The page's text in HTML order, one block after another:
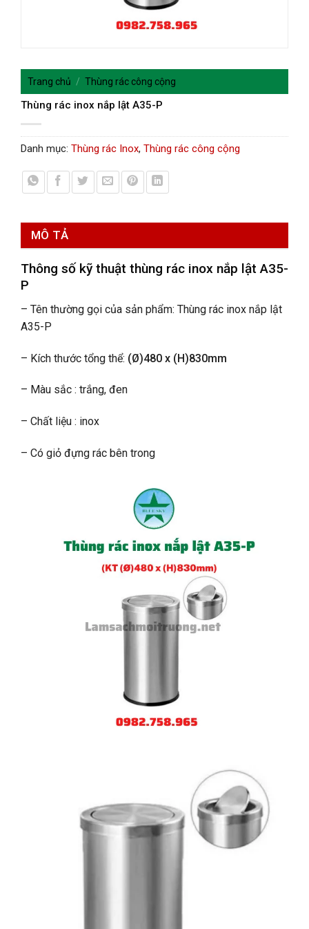
Trang chủ / Thùng rác công cộng
Thùng rác inox nắp lật A35-P
Danh mục: Thùng rác Inox, Thùng rác công cộng
MÔ TẢ
Thông số kỹ thuật thùng rác inox nắp lật A35-
P
– Tên thường gọi của sản phẩm: Thùng rác inox nắp lật
A35-P
– Kích thước tổng thể: (Ø)480 x (H)830mm
– Màu sắc : trắng, đen
– Chất liệu : inox
– Có giỏ đựng rác bên trong